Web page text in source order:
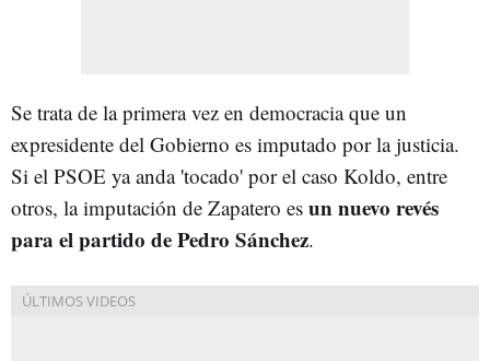
Se trata de la primera vez en democracia que un
expresidente del Gobierno es imputado por la justicia.
Si el PSOE ya anda 'tocado' por el caso Koldo, entre
otros, la imputación de Zapatero es un nuevo revés
para el partido de Pedro Sánchez.